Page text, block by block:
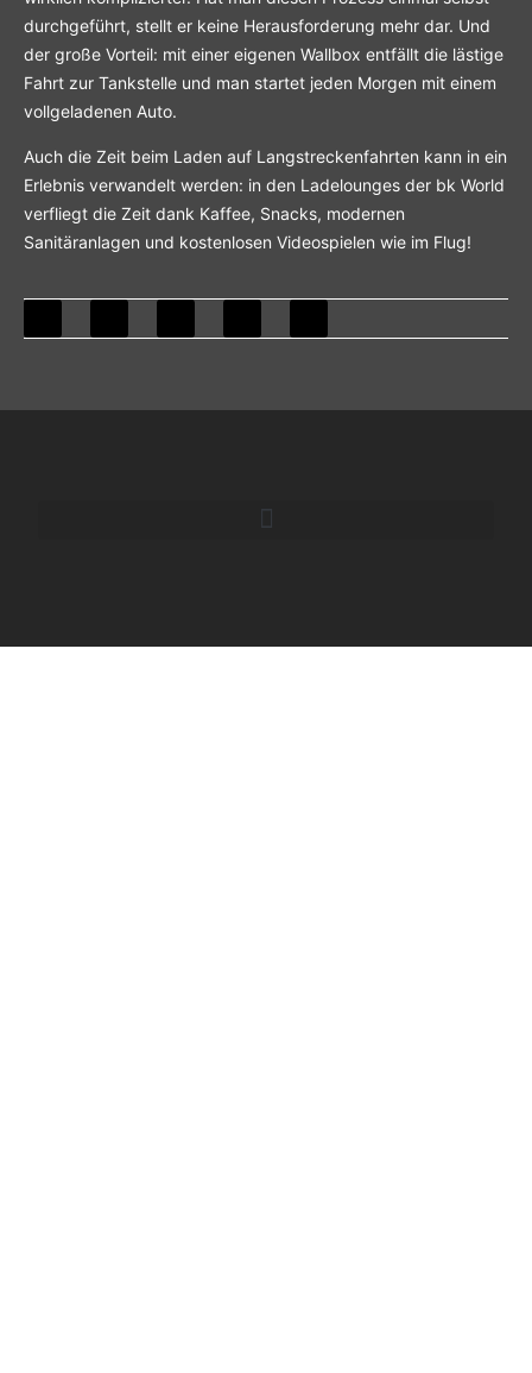
durchgeführt, stellt er keine Herausforderung mehr dar. Und
der große Vorteil: mit einer eigenen Wallbox entfällt die lästige
Fahrt zur Tankstelle und man startet jeden Morgen mit einem
vollgeladenen Auto.
Auch die Zeit beim Laden auf Langstreckenfahrten kann in ein
Erlebnis verwandelt werden: in den Ladelounges der bk World
verfliegt die Zeit dank Kaffee, Snacks, modernen
Sanitäranlagen und kostenlosen Videospielen wie im Flug!